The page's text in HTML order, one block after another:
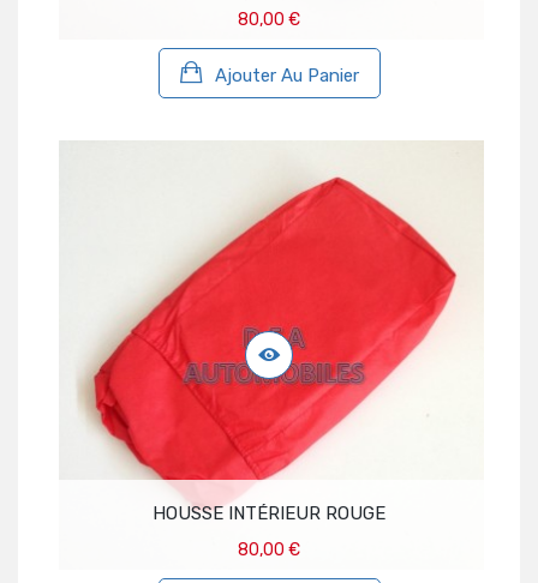
80,00 €
Ajouter Au Panier
HOUSSE INTÉRIEUR ROUGE
80,00 €